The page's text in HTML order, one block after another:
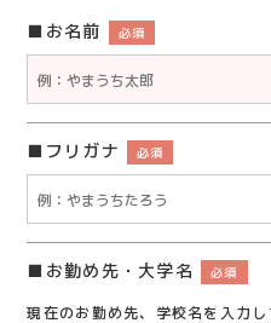
お名前 必須
フリガナ 必須
お勤め先・大学名 必須
現在のお勤め先、学校名を入力し